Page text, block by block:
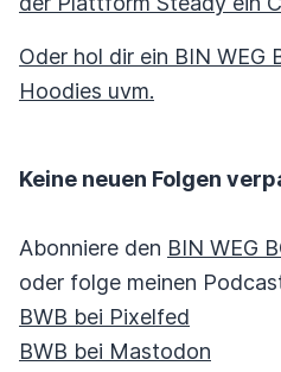
Oder hol dir ein BIN WEG
Hoodies uvm.
Keine neuen Folgen
Abonniere den BIN WEG
oder folge meinen
BWB bei Pixelfed
BWB bei Mastodon